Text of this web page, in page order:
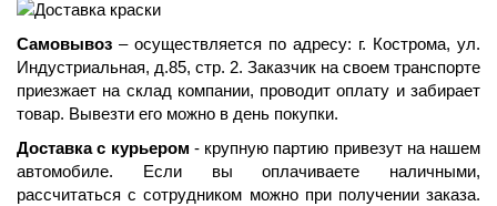
Самовывоз – осуществляется по адресу: г. Кострома, ул.
Индустриальная, д.85, стр. 2. Заказчик на своем транспорте
приезжает на склад компании, проводит оплату и забирает
товар. Вывезти его можно в день покупки.
Доставка с курьером - крупную партию привезут на нашем
автомобиле. Если вы оплачиваете наличными,
рассчитаться с сотрудником можно при получении заказа.